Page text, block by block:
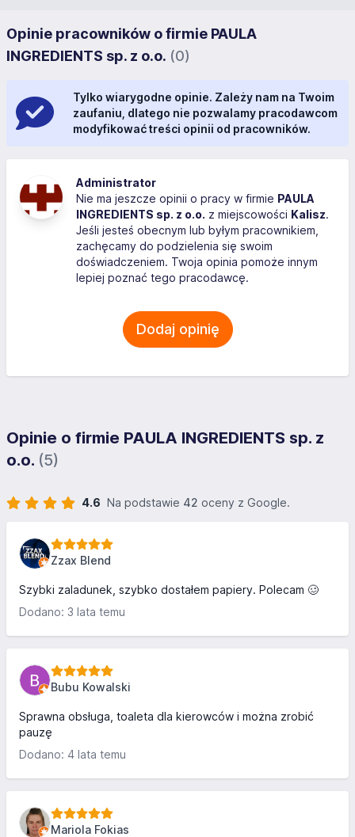
Opinie pracowników o firmie PAULA
INGREDIENTS sp. z o.o. (0)
Tylko wiarygodne opinie. Zależy nam na Twoim
zaufaniu, dlatego nie pozwalamy pracodawcom
modyfikować treści opinii od pracowników.
Administrator
Nie ma jeszcze opinii o pracy w firmie PAULA
INGREDIENTS sp. z o.o. z miejscowości Kalisz.
Jeśli jesteś obecnym lub byłym pracownikiem,
zachęcamy do podzielenia się swoim
doświadczeniem. Twoja opinia pomoże innym
lepiej poznać tego pracodawcę.
Dodaj opinię
Opinie o firmie PAULA INGREDIENTS sp. z
o.o. (5)
4.6 Na podstawie 42 oceny z Google.
Zzax Blend
Szybki zaladunek, szybko dostałem papiery. Polecam 🥴
Dodano: 3 lata temu
Bubu Kowalski
Sprawna obsługa, toaleta dla kierowców i można zrobić
pauzę
Dodano: 4 lata temu
Mariola Fokias